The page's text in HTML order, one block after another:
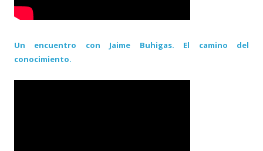
Un encuentro con Jaime Buhigas. El camino del
conocimiento.